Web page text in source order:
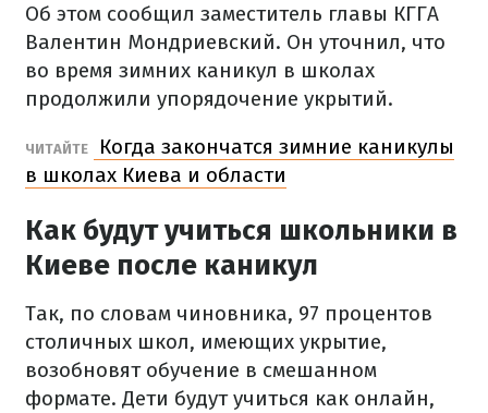
Об этом сообщил заместитель главы КГГА
Валентин Мондриевский. Он уточнил, что
во время зимних каникул в школах
продолжили упорядочение укрытий.
ЧИТАЙТЕ
Когда закончатся зимние каникулы
в школах Киева и области
Как будут учиться школьники в
Киеве после каникул
Так, по словам чиновника, 97 процентов
столичных школ, имеющих укрытие,
возобновят обучение в смешанном
формате. Дети будут учиться как онлайн,